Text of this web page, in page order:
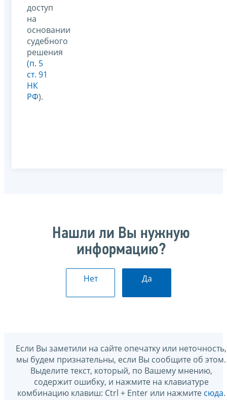
доступ
на
основании
судебного
решения
(п. 5
ст. 91
НК
РФ).
Нашли ли Вы нужную
информацию?
Нет Да
Если Вы заметили на сайте опечатку или неточность,
мы будем признательны, если Вы сообщите об этом.
Выделите текст, который, по Вашему мнению,
содержит ошибку, и нажмите на клавиатуре
комбинацию клавиш: Ctrl + Enter или нажмите сюда.